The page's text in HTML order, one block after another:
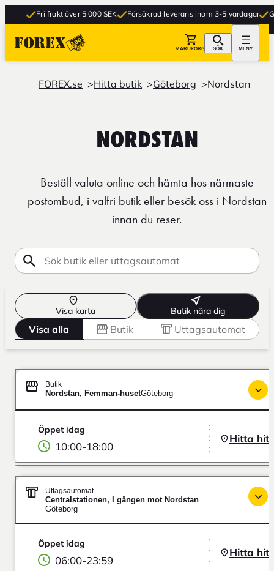
Fri frakt över 5 000 SEK Försäkrad leverans inom 3-5 vardagar
VARUKORG SÖK MENY
FOREX.se Hitta butik Göteborg Nordstan
NORDSTAN
Beställ valuta online och hämta hos närmaste
postombud, i valfri butik eller besök oss i Nordstan
innan du reser.
Visa karta Butik nära dig
Visa alla Butik Uttagsautomat
Butik
Nordstan, Femman-husetGöteborg
Öppet idag
10:00-18:00
Hitta hit
Uttagsautomat
Centralstationen, I gången mot Nordstan
Göteborg
Öppet idag
06:00-23:59
Hitta hit